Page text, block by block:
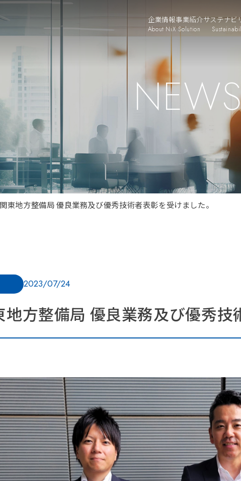
企業情報
About NiX
事業紹介
Solution
サステナビ
東地方整備局 優良業務及び優秀技術者表彰を受けました。
2023/07/24
方整備局 優良業務及び優秀技